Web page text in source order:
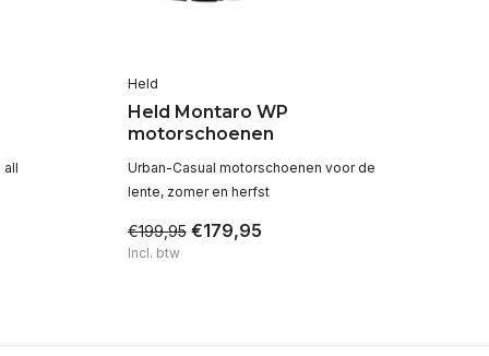
all
Held
Held Montaro WP
motorschoenen
Urban-Casual motorschoenen voor de
lente, zomer en herfst
€199,95 €179,95
Incl. btw